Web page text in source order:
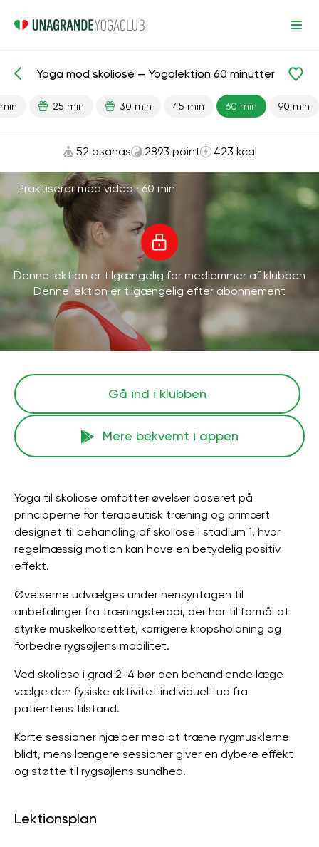
Færdiglavede lektioner Tilbage
Yoga mod skoliose — Yogalektion 60 minutter
25 min 30 min 45 min 60 min 90 min
52 asanas 2893 point 423 kcal
Praktiserer med video ·60 min
Denne lektion er tilgængelig for medlemmer af klubben
Denne lektion er tilgængelig efter abonnement
Gå ind i klubben
Mere bekvemt i appen
Yoga til skoliose omfatter øvelser baseret på
principperne for terapeutisk træning og primært
designet til behandling af skoliose i stadium 1, hvor
regelmæssig motion kan have en betydelig positiv
effekt.
Øvelserne udvælges under hensyntagen til
anbefalinger fra træningsterapi, der har til formål at
styrke muskelkorsettet, korrigere kropsholdning og
forbedre rygsøjlens mobilitet.
Ved skoliose i grad 2-4 bør den behandlende læge
vælge den fysiske aktivitet individuelt ud fra
patientens tilstand.
Korte sessioner hjælper med at træne rygmusklerne
blidt, mens længere sessioner giver en dybere effekt
og støtte til rygsøjlens sundhed.
Lektionsplan